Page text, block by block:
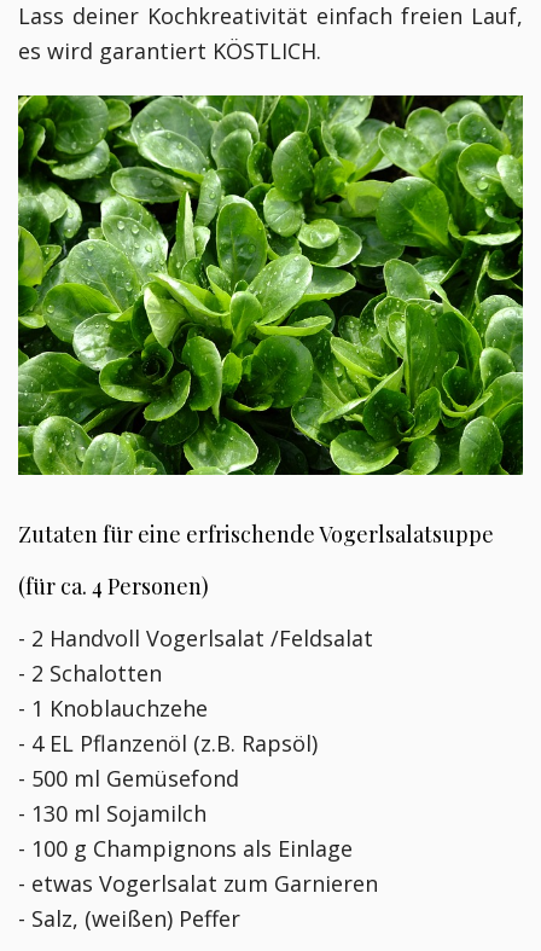
Lass deiner Kochkreativität einfach freien Lauf,
es wird garantiert KÖSTLICH.
Zutaten für eine erfrischende Vogerlsalatsuppe
(für ca. 4 Personen)
- 2 Handvoll Vogerlsalat /Feldsalat
- 2 Schalotten
- 1 Knoblauchzehe
- 4 EL Pflanzenöl (z.B. Rapsöl)
- 500 ml Gemüsefond
- 130 ml Sojamilch
- 100 g Champignons als Einlage
- etwas Vogerlsalat zum Garnieren
- Salz, (weißen) Peffer